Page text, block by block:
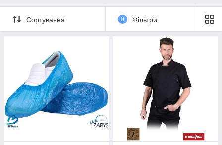
Сортування 0 Фільтри